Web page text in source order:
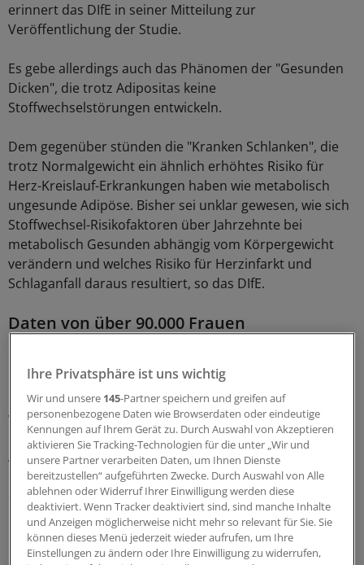
erinnert das DIfE in seiner Mitteilung zur
Veröffentlichung der Studie.
Es gebe allerdings auch das Phänomen der "Gesunden
Dicken", die trotz Adipositas keine
Stoffwechselstörungen entwickeln.
Dem gegenüber stünden die "Kranken Schlanken", die
trotz Normalgewicht ein ähnlich erhöhtes Risiko für
Herz-Kreislauf-Erkrankungen haben wie metabolisch
ungesunde Adipöse. Bisher sei unklar gewesen, wie sich
Stoffwechsel-Risikofaktoren über Jahrzehnte bei
metabolisch Gesunden abhängig vom Körpergewicht
verändern und welches Risiko für Herzinfarkt und
Schlaganfall daraus resultiert, so das DIfE.
Daten von über 90.000 Frauen
Daten Basis der Studie des Wissenschaftlerteams um
Matthias Schulze und Nathalie Eckel vom DIfE waren,
waren im Zeitraum bis zu 30 Jahren regelmäßig Infos zu
Körpergewicht, metabolischer Gesundheit und dem
Auftreten von Herzinfarkt und Schlaganfall
dokumentiert worden. Als metabolisch gesund galten
dabei alle Frauen ohne Hypertonie, Diabetes oder
Hypercholesterinämie, so das DIfE.
"Wir beobachteten, dass adipöse Frauen auch dann ein
Ihre Privatsphäre ist uns wichtig
Wir und unsere 145-Partner speichern und greifen auf
personenbezogene Daten wie Browserdaten oder eindeutige
Kennungen auf Ihrem Gerät zu. Durch Auswahl von Akzeptieren
aktivieren Sie Tracking-Technologien für die unter „Wir und
unsere Partner verarbeiten Daten, um Ihnen Dienste
bereitzustellen“ aufgeführten Zwecke. Durch Auswahl von Alle
ablehnen oder Widerruf Ihrer Einwilligung werden diese
deaktiviert. Wenn Tracker deaktiviert sind, sind manche Inhalte
und Anzeigen möglicherweise nicht mehr so relevant für Sie. Sie
können dieses Menü jederzeit wieder aufrufen, um Ihre
Einstellungen zu ändern oder Ihre Einwilligung zu widerrufen,